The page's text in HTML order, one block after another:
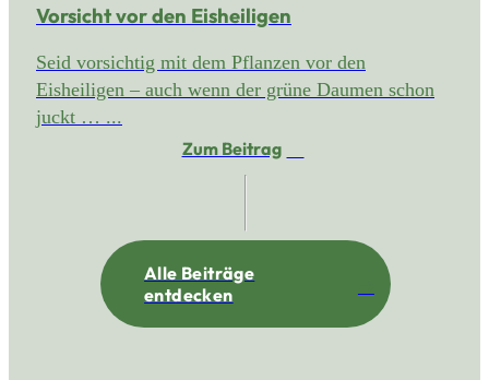
Vorsicht vor den Eisheiligen
Seid vorsichtig mit dem Pflanzen vor den
Eisheiligen – auch wenn der grüne Daumen schon
juckt … ...
Zum Beitrag
Alle Beiträge
entdecken